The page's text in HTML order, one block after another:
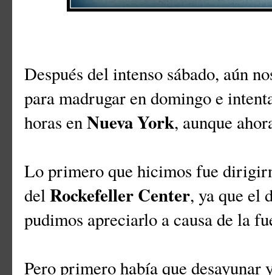
Después del intenso sábado, aún
para madrugar en domingo e
horas enNueva York, aunque
Lo primero que hicimos fue
delRockefeller Center, ya que el
pudimos apreciarlo a causa de la
Pero primero había que desayunar